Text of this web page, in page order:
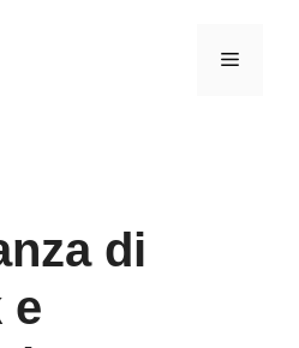
Menu
di
e